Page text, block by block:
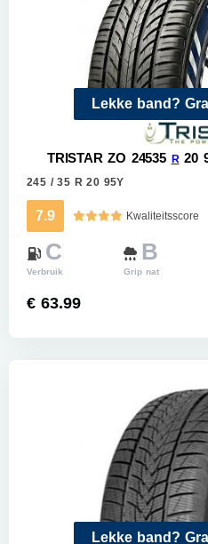
Lekke band?
TRISTAR ZO 24535 R 20
245 / 35 R 20 95Y
7.9 Kwaliteitsscore
C
Verbruik
B
Grip nat
€ 63.99
Lekke band?